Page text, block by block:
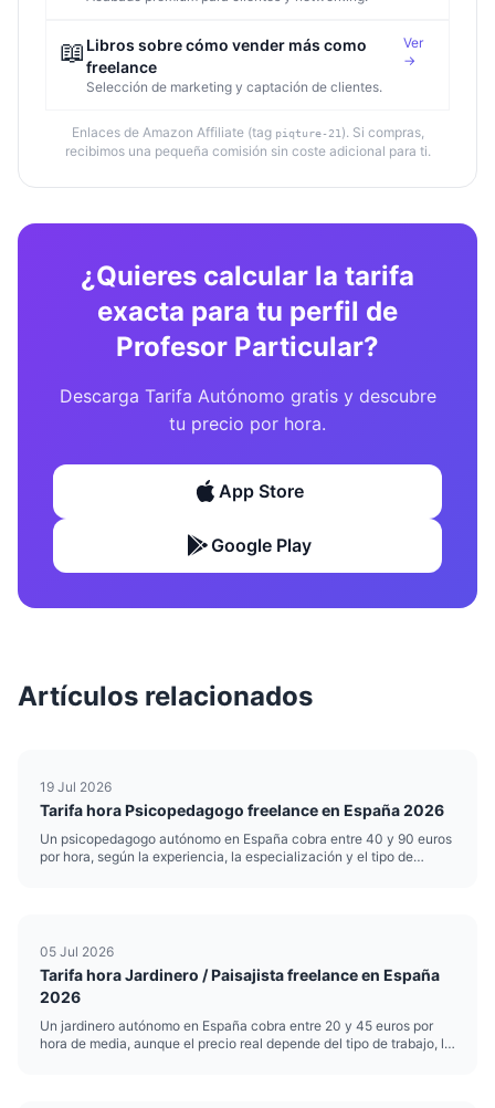
📖 Libros sobre cómo vender más como
freelance
Selección de marketing y captación de clientes.
Ver
→
Enlaces de Amazon Affiliate (tag piqture-21 ). Si compras,
recibimos una pequeña comisión sin coste adicional para ti.
¿Quieres calcular la tarifa
exacta para tu perfil de
Profesor Particular?
Descarga Tarifa Autónomo gratis y descubre
tu precio por hora.
App Store
Google Play
Artículos relacionados
19 Jul 2026
Tarifa hora Psicopedagogo freelance en España 2026
Un psicopedagogo autónomo en España cobra entre 40 y 90 euros
por hora, según la experiencia, la especialización y el tipo de
05 Jul 2026
Tarifa hora Jardinero / Paisajista freelance en España
2026
Un jardinero autónomo en España cobra entre 20 y 45 euros por
hora de media, aunque el precio real depende del tipo de trabajo, la